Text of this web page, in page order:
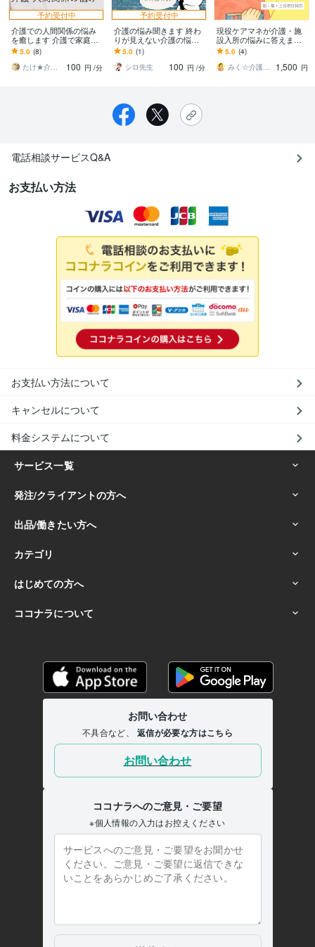
予約受付中
介護での人間関係の悩み
を癒します 介護で家庭の
形は変わる。モヤモヤは
一人で抱えないで☘︎
5.0 (8)
たけ★介護や親子関係の悩み改善
100 円 /分
予約受付中
介護の悩み聞きます 終わ
りが見えない介護の悩
み 愚痴 認知症
5.0 (1)
シロ先生
100 円 /分
現役ケアマネが介護・施
設入所の悩みに答えます
今の状況を整理して、あ
なたに合った介護の形を
一緒に考えます
5.0 (4)
みく☆介護相談・ケアマネ記録サポート
1,500 円
電話相談サービスQ&A
お支払い方法
お支払い方法について
キャンセルについて
料金システムについて